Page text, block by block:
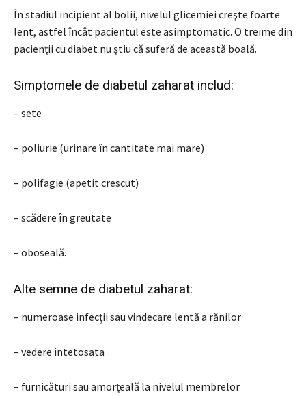
În stadiul incipient al bolii, nivelul glicemiei creşte foarte
lent, astfel încât pacientul este asimptomatic. O treime din
pacienţii cu diabet nu ştiu că suferă de această boală.
Simptomele de diabetul zaharat includ:
– sete
– poliurie (urinare în cantitate mai mare)
– polifagie (apetit crescut)
– scădere în greutate
– oboseală.
Alte semne de diabetul zaharat:
– numeroase infecţii sau vindecare lentă a rănilor
– vedere intetosata
– furnicături sau amorţeală la nivelul membrelor